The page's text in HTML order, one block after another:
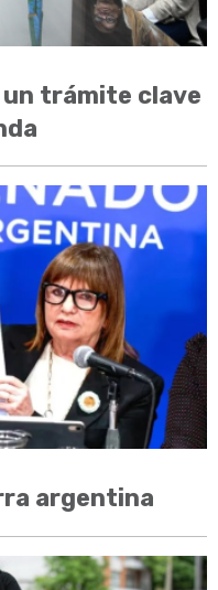
trámite clave
argentina